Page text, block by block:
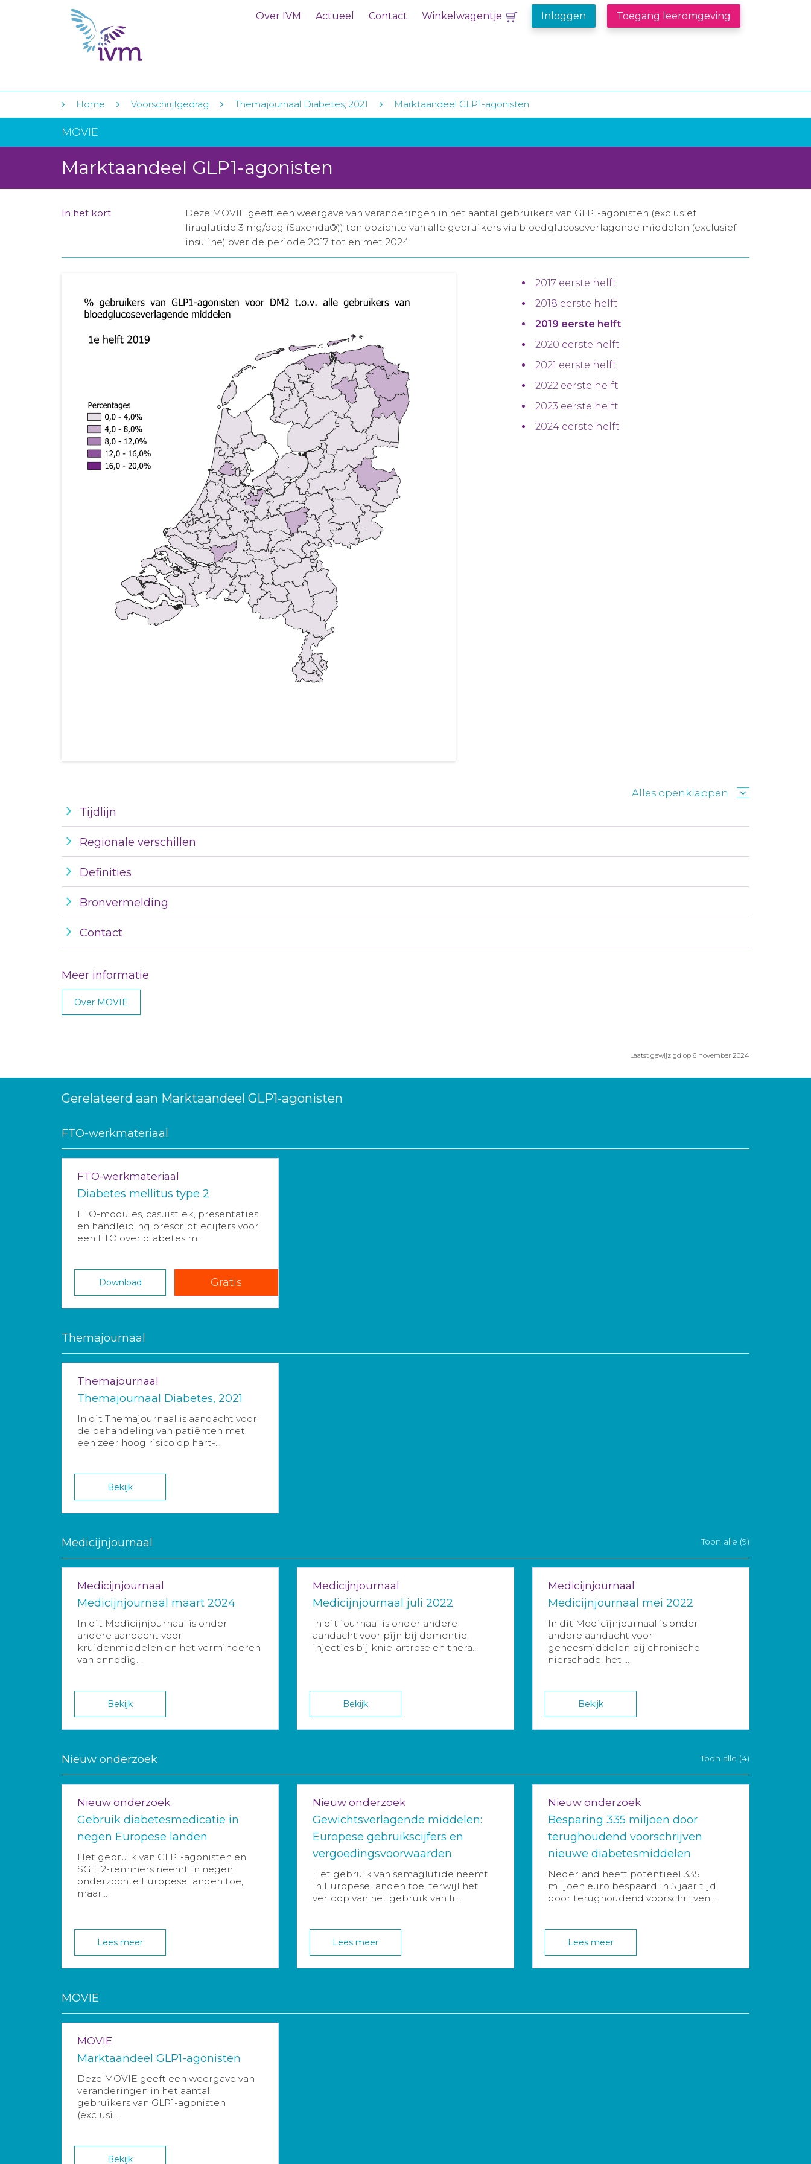
Over IVM Actueel Contact Winkelwagentje Inloggen Toegang leeromgeving
Home Voorschrijfgedrag Themajournaal Diabetes, 2021 Marktaandeel GLP1-agonisten
MOVIE
Marktaandeel GLP1-agonisten
In het kort
Deze MOVIE geeft een weergave van veranderingen in het aantal gebruikers van GLP1-agonisten (exclusief
liraglutide 3 mg/dag (Saxenda®)) ten opzichte van alle gebruikers via bloedglucoseverlagende middelen (exclusief
insuline) over de periode 2017 tot en met 2024.
2017 eerste helft
2018 eerste helft
2019 eerste helft
2020 eerste helft
2021 eerste helft
2022 eerste helft
2023 eerste helft
2024 eerste helft
Alles openklappen
Tijdlijn
Regionale verschillen
Definities
Bronvermelding
Contact
Meer informatie
Over MOVIE
Laatst gewijzigd op 6 november 2024
Gerelateerd aan Marktaandeel GLP1-agonisten
FTO-werkmateriaal
FTO-werkmateriaal
Diabetes mellitus type 2
FTO-modules, casuïstiek, presentaties
en handleiding prescriptiecijfers voor
een FTO over diabetes m...
Download Gratis
Themajournaal
Themajournaal
Themajournaal Diabetes, 2021
In dit Themajournaal is aandacht voor
de behandeling van patiënten met
een zeer hoog risico op hart-...
Bekijk
Medicijnjournaal Toon alle (9)
Medicijnjournaal
Medicijnjournaal maart 2024
In dit Medicijnjournaal is onder
andere aandacht voor
kruidenmiddelen en het verminderen
van onnodig...
Bekijk
Medicijnjournaal
Medicijnjournaal juli 2022
In dit journaal is onder andere
aandacht voor pijn bij dementie,
injecties bij knie-artrose en thera...
Bekijk
Medicijnjournaal
Medicijnjournaal mei 2022
In dit Medicijnjournaal is onder
andere aandacht voor
geneesmiddelen bij chronische
nierschade, het ...
Bekijk
Nieuw onderzoek Toon alle (4)
Nieuw onderzoek
Gebruik diabetesmedicatie in
negen Europese landen
Het gebruik van GLP1-agonisten en
SGLT2-remmers neemt in negen
onderzochte Europese landen toe,
maar...
Lees meer
Nieuw onderzoek
Gewichtsverlagende middelen:
Europese gebruikscijfers en
vergoedingsvoorwaarden
Het gebruik van semaglutide neemt
in Europese landen toe, terwijl het
verloop van het gebruik van li...
Lees meer
Nieuw onderzoek
Besparing 335 miljoen door
terughoudend voorschrijven
nieuwe diabetesmiddelen
Nederland heeft potentieel 335
miljoen euro bespaard in 5 jaar tijd
door terughoudend voorschrijven ...
Lees meer
MOVIE
MOVIE
Marktaandeel GLP1-agonisten
Deze MOVIE geeft een weergave van
veranderingen in het aantal
gebruikers van GLP1-agonisten
(exclusi...
Bekijk